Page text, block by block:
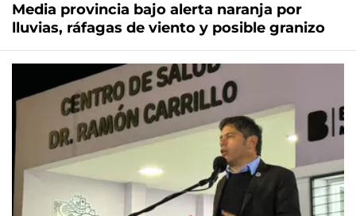
Media provincia bajo alerta naranja por
lluvias, ráfagas de viento y posible granizo